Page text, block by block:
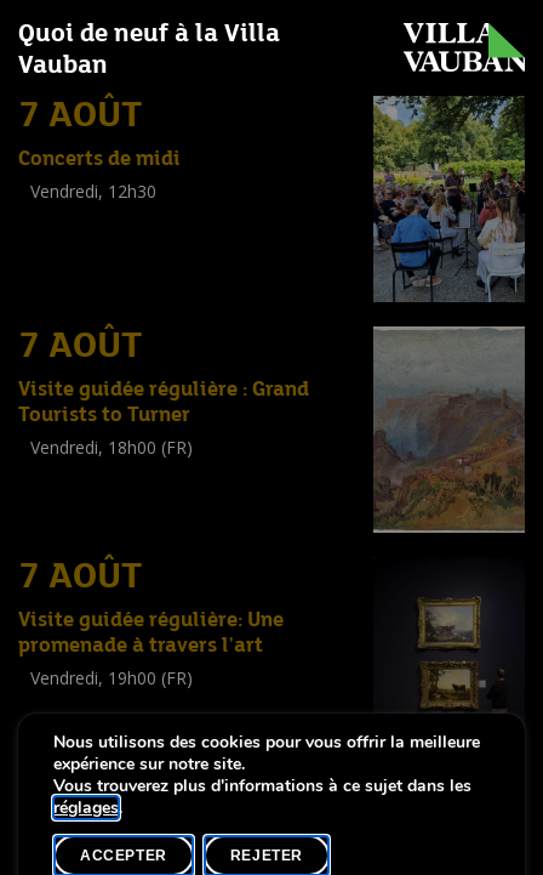
Quoi de neuf à la Villa
Vauban
7 AOÛT
Concerts de midi
Vendredi, 12h30
7 AOÛT
Visite guidée régulière : Grand
Tourists to Turner
Vendredi, 18h00 (FR)
7 AOÛT
Visite guidée régulière: Une
promenade à travers l'art
Vendredi, 19h00 (FR)
Tout public )
Notice légale-
Copyright © 2026, Lëtzebuerg City Museum. Tous droits réservés
Nous utilisons des cookies pour vous offrir la meilleure
expérience sur notre site.
Vous trouverez plus d'informations à ce sujet dans les
réglages.
ACCEPTER REJETER